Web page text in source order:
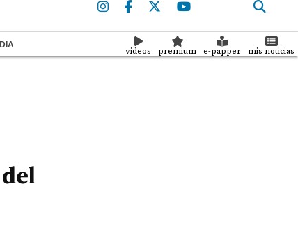
videos premium e-papper mis noticias